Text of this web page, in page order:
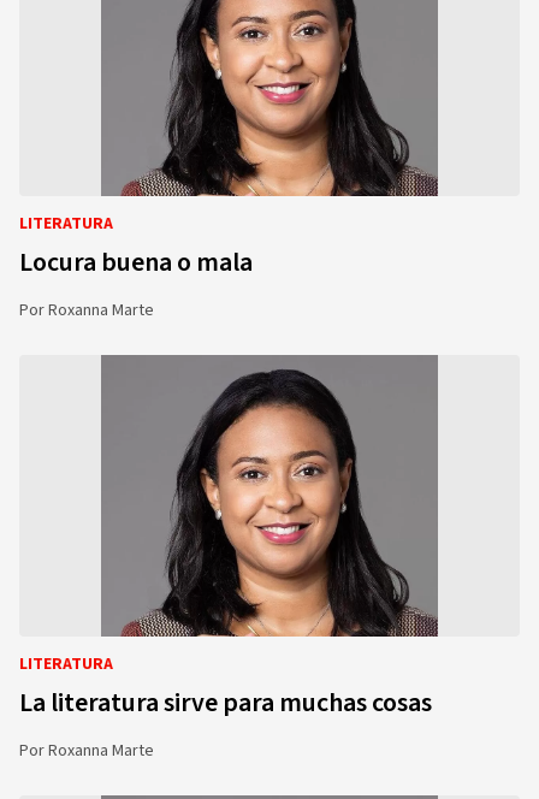
LITERATURA
Locura buena o mala
PorRoxanna Marte
LITERATURA
La literatura sirve para muchas cosas
PorRoxanna Marte